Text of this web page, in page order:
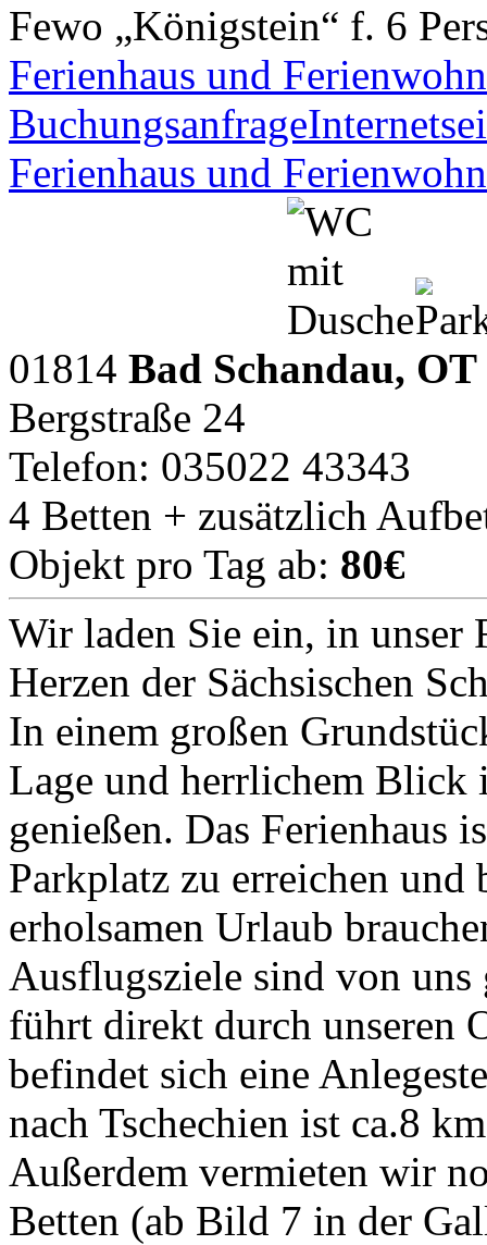
Fewo „Königstein“ f. 6
Ferienhaus und
Buchungsanfrage
Ferienhaus und
01814 Bad Schandau, OT
Bergstraße 24
Telefon: 035022 43343
4 Betten + zusätzlich
Objekt pro Tag ab: 80€
Wir laden Sie ein, in unser
Herzen der Sächsischen
In einem großen
Lage und herrlichem Blick
genießen. Das Ferienhaus
Parkplatz zu erreichen und
erholsamen Urlaub
Ausflugsziele sind von
führt direkt durch unseren
befindet sich eine
nach Tschechien ist ca.8
Außerdem vermieten wir
Betten (ab Bild 7 in der